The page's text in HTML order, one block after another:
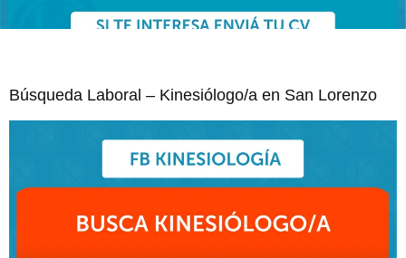
Búsqueda Laboral – Kinesiólogo/a en San Lorenzo